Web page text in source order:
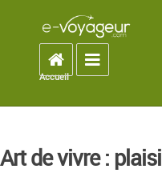
Accueil
Toggle
Accueil
Art de vivre :